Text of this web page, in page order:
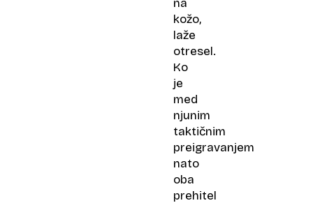
na
kožo,
laže
otresel.
Ko
je
med
njunim
taktičnim
preigravanjem
nato
oba
prehitel